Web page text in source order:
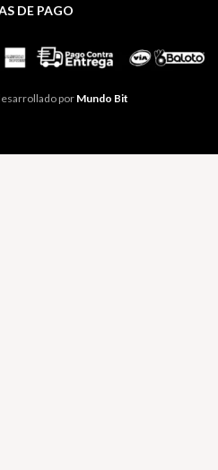
DE PAGO
por Mundo Bit